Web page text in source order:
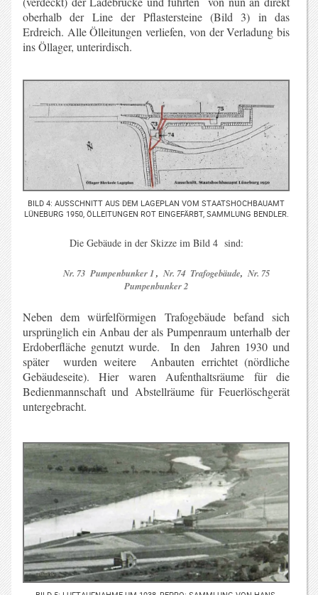
oberhalb der Line der Pflastersteine (Bild 3) in das
Erdreich. Alle Ölleitungen verliefen, von der Verladung bis
ins Öllager, unterirdisch.
BILD 4: AUSSCHNITT AUS DEM LAGEPLAN VOM STAATSHOCHBAUAMT
LÜNEBURG 1950, ÖLLEITUNGEN ROT EINGEFÄRBT, SAMMLUNG BENDLER.
Die Gebäude in der Skizze im Bild 4 sind:
Nr. 73 Pumpenbunker 1, Nr. 74 Trafogebäude, Nr. 75
Pumpenbunker 2
Neben dem würfelförmigen Trafogebäude befand sich
ursprünglich ein Anbau der als Pumpenraum unterhalb der
Erdoberfläche genutzt wurde. In den Jahren 1930 und
später wurden weitere Anbauten errichtet (nördliche
Gebäudeseite). Hier waren Aufenthaltsräume für die
Bedienmannschaft und Abstellräume für Feuerlöschgerät
untergebracht.